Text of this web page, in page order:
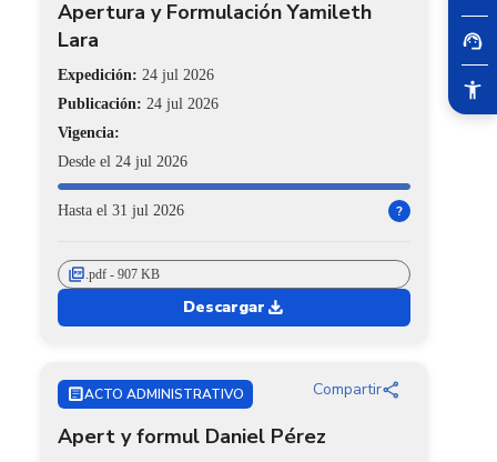
Apertura y Formulación Yamileth
Lara
Expedición: 24 jul 2026
Publicación: 24 jul 2026
Vigencia:
Desde el 24 jul 2026
Hasta el 31 jul 2026 ?
picture_as_pdf.pdf - 907 KB
Descargar download
ARTICLEACTO ADMINISTRATIVO Compartirshare
Apert y formul Daniel Pérez